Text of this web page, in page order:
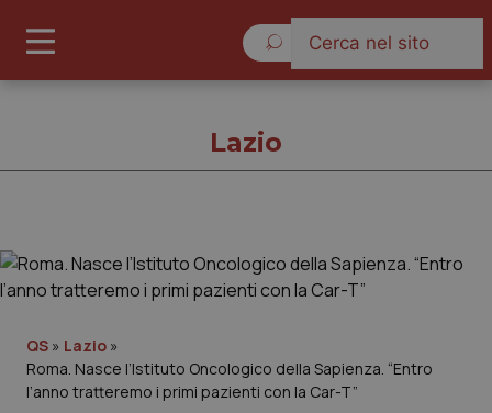
Governo e Parlamento
Lazio
QS » Lazio »
Roma. Nasce l’Istituto Oncologico della Sapienza. “Entro
l’anno tratteremo i primi pazienti con la Car-T”